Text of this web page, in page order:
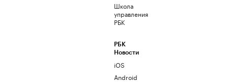
Школа
управления
РБК
РБК
Новости
iOS
Android